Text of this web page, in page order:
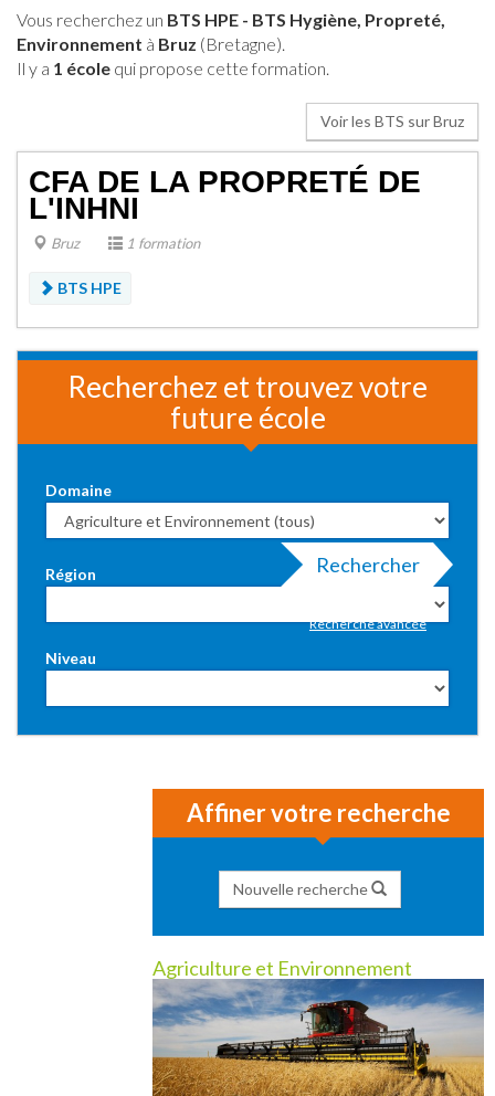
Vous recherchez un BTS HPE - BTS Hygiène, Propreté,
Environnement à Bruz (Bretagne).
Il y a 1 école qui propose cette formation.
Voir les BTS sur Bruz
CFA DE LA PROPRETÉ DE
L'INHNI
Bruz 1 formation
BTS HPE
Recherchez et trouvez votre
future école
Domaine
Région
Niveau
Rechercher
Recherche avancée
Affiner votre recherche
Nouvelle recherche
Agriculture et Environnement